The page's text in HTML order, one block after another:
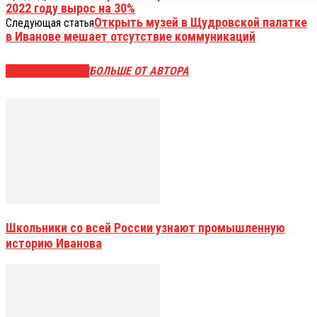
2022 году вырос на 30%
Следующая статьяОткрыть музей в Щудровской палатке
в Иванове мешает отсутствие коммуникаций
БОЛЬШЕ ОТ АВТОРА
Школьники со всей России узнают промышленную
историю Иванова